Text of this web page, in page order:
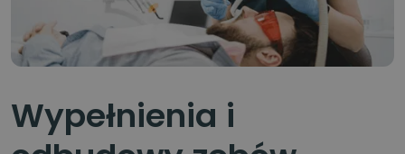
Wypełnienia i